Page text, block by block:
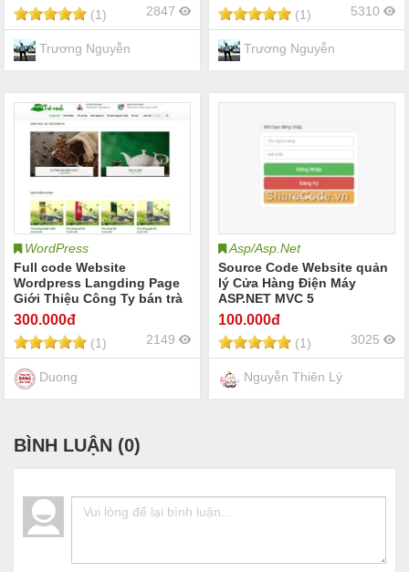
(1) 2847
Trương Nguyễn
(1) 5310
Trương Nguyễn
WordPress
Full code Website
Wordpress Langding Page
Giới Thiệu Công Ty bán trà
xanh
300.000đ
(1) 2149
Duong
Asp/Asp.Net
Source Code Website quản
lý Cửa Hàng Điện Máy
ASP.NET MVC 5
100.000đ
(1) 3025
Nguyễn Thiên Lý
BÌNH LUẬN (0)